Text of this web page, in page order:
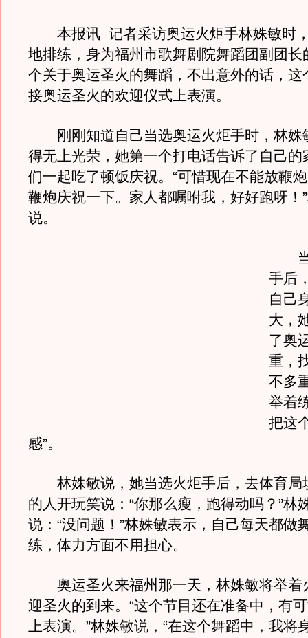
本报讯 记者采访奥运火炬手林姝敏时
地排练，身为福州市歌舞剧院舞蹈团副团长
个关于奥运圣火的舞蹈，不出意外的话，这
接奥运圣火的欢迎仪式上表演。
刚刚知道自己当选奥运火炬手时，林姝
得无上光荣，她第一个打电话告诉了自己的
们一起吃了顿饭庆祝。“可惜现在不能放鞭
鞭炮庆祝一下。家人都嘱咐我，好好跑呀！
说。
当
手后
自己
大，
了奥
重，
不多
举着
把这
感”。
林姝敏说，她当选火炬手后，去体育局
的人开玩笑说：“你那么瘦，跑得动吗？”林
说：“没问题！”林姝敏表示，自己每天都做
练，体力方面不用担心。
奥运圣火来福州那一天，林姝敏将举着
迎圣火的到来。“这个节目还在准备中，有
上表演。”林姝敏说，“在这个舞蹈中，我将